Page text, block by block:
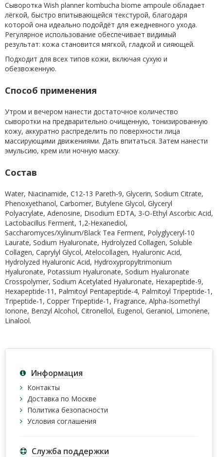
Сыворотка Wish planner kombucha biome ampoule обладает
лёгкой, быстро впитывающейся текстурой, благодаря
которой она идеально подойдёт для ежедневного ухода.
Регулярное использование обеспечивает видимый
результат: кожа становится мягкой, гладкой и сияющей.
Подходит для всех типов кожи, включая сухую и
обезвоженную.
Способ применения
Утром и вечером нанести достаточное количество
сыворотки на предварительно очищенную, тонизированную
кожу, аккуратно распределить по поверхности лица
массирующими движениями. Дать впитаться. Затем нанести
эмульсию, крем или ночную маску.
Состав
Water, Niacinamide, C12-13 Pareth-9, Glycerin, Sodium Citrate,
Phenoxyethanol, Carbomer, Butylene Glycol, Glyceryl
Polyacrylate, Adenosine, Disodium EDTA, 3-O-Ethyl Ascorbic Acid,
Lactobacillus Ferment, 1,2-Hexanediol,
Saccharomyces/Xylinum/Black Tea Ferment, Polyglyceryl-10
Laurate, Sodium Hyaluronate, Hydrolyzed Collagen, Soluble
Collagen, Caprylyl Glycol, Atelocollagen, Hyaluronic Acid,
Hydrolyzed Hyaluronic Acid, Hydroxypropyltrimonium
Hyaluronate, Potassium Hyaluronate, Sodium Hyaluronate
Crosspolymer, Sodium Acetylated Hyaluronate, Hexapeptide-9,
Hexapeptide-11, Palmitoyl Pentapeptide-4, Palmitoyl Tripeptide-1,
Tripeptide-1, Copper Tripeptide-1, Fragrance, Alpha-Isomethyl
Ionone, Benzyl Alcohol, Citronellol, Eugenol, Geraniol, Limonene,
Linalool.
Информация
Контакты
Доставка по Москве
Политика безопасности
Условия соглашения
Служба поддержки